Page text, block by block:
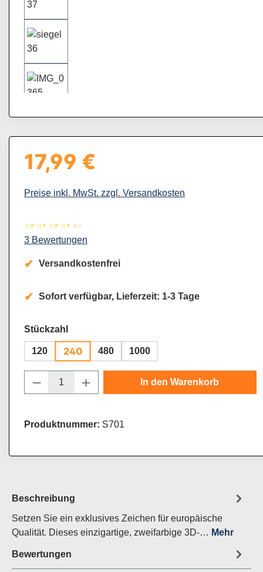
Regulärer Preis:
17,99 €
Preise inkl. MwSt. zzgl. Versandkosten
Durchschnittliche Bewertung von 4.67 von 5 Sternen
3 Bewertungen
Versandkostenfrei
Sofort verfügbar, Lieferzeit: 1-3 Tage
Stückzahl auswählen
120 240 480 1000
Produkt Anzahl: Gib den gewünschten
In den Warenkorb
Produktnummer: S701
Beschreibung
Setzen Sie ein exklusives Zeichen für europäische
Qualität. Dieses einzigartige, zweifarbige 3D-… Mehr
Bewertungen